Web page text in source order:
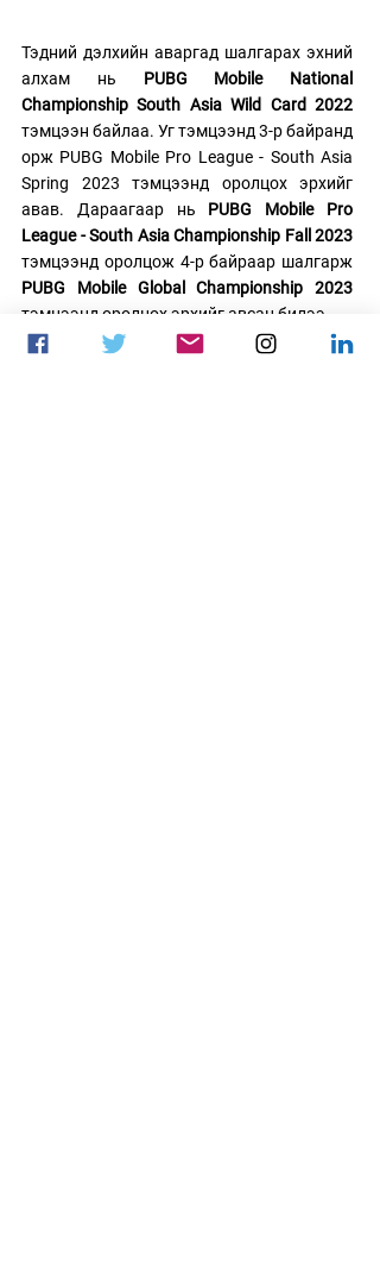
Тэдний дэлхийн аваргад шалгарах эхний
алхам нь PUBG Mobile National
Championship South Asia Wild Card 2022
тэмцээн байлаа. Уг тэмцээнд 3-р байранд
орж PUBG Mobile Pro League - South Asia
Spring 2023 тэмцээнд оролцох эрхийг
авав. Дараагаар нь PUBG Mobile Pro
League - South Asia Championship Fall 2023
PUBG Mobile Global Championship 2023
тэмцээнд оролцох эрхийг авсан билээ.